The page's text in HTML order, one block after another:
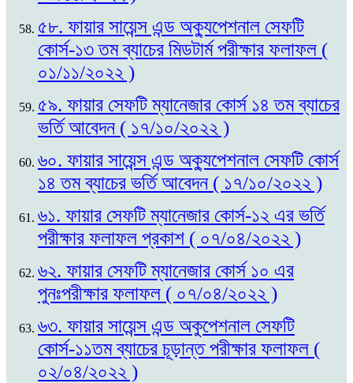
৫৮. ফায়ার সায়েন্স এন্ড অক্যুপেশনাল সেফটি
কোর্স-১৩ তম ব্যাচের মিডটার্ম পরীক্ষার ফলাফল (
০১/১১/২০২২ )
৫৯. ফায়ার সেফটি ম্যানেজার কোর্স ১৪ তম ব্যাচের
ভর্তি আবেদন ( ১৭/১০/২০২২ )
৬০. ফায়ার সায়েন্স এন্ড অক্যুপেশনাল সেফটি কোর্স
১৪ তম ব্যাচের ভর্তি আবেদন ( ১৭/১০/২০২২ )
৬১. ফায়ার সেফটি ম্যানেজার কোর্স-১২ এর ভর্তি
পরীক্ষার ফলাফল প্রকাশ ( ০৭/০৪/২০২২ )
৬২. ফায়ার সেফটি ম্যানেজার কোর্স ১০ এর
পুনঃপরীক্ষার ফলাফল ( ০৭/০৪/২০২২ )
৬৩. ফায়ার সায়েন্স এন্ড অকুপেশনাল সেফটি
কোর্স-১১তম ব্যাচের চূড়ান্ত পরীক্ষার ফলাফল (
০২/০৪/২০২২ )